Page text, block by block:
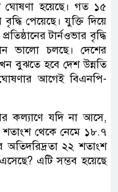
ঘোষণা হয়েছে। গত ১৫
পেয়েছে। যুক্তি দিয়ে
টার্নওভার বৃদ্ধি
ভালো চলছে। দেশের
বুঝতে হবে দেশ উন্নতি
আগেই বিএনপি-
কল্যাণে যদি না আসে,
থেকে নেমে ১৮.৭
২২ শতাংশ
এটি সম্ভব হয়েছে